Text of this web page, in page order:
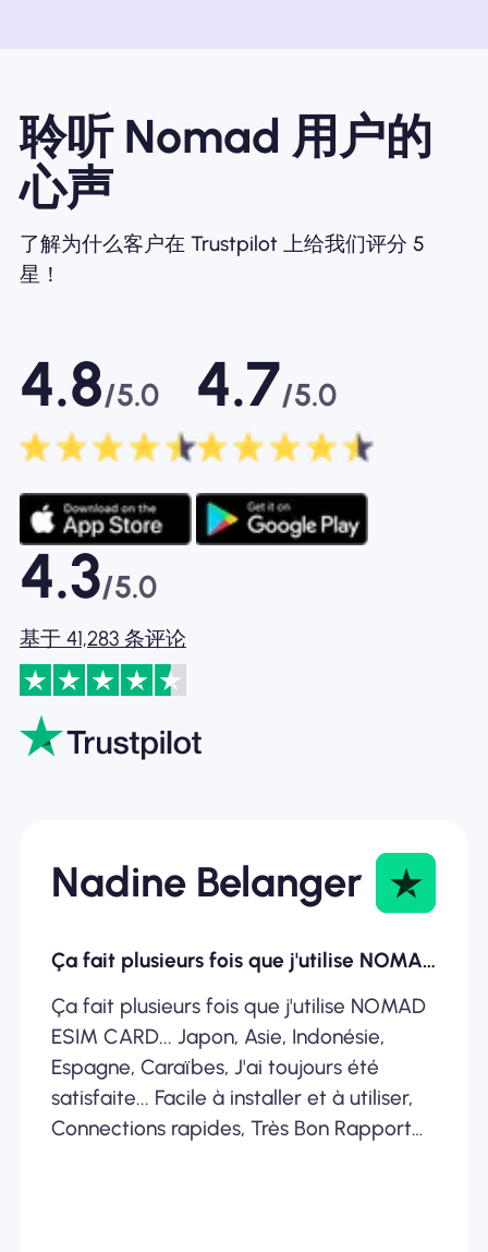
聆听 Nomad 用户的
心声
了解为什么客户在 Trustpilot 上给我们评分 5
星！
4.8/5.0 4.7/5.0
4.3/5.0
基于 41,283 条评论
Nadine Belanger
Ça fait plusieurs fois que j'utilise NOMAD ESIM
Ça fait plusieurs fois que j'utilise NOMAD
ESIM CARD... Japon, Asie, Indonésie,
Espagne, Caraïbes, J'ai toujours été
satisfaite... Facile à installer et à utiliser,
Connections rapides, Très Bon Rapport